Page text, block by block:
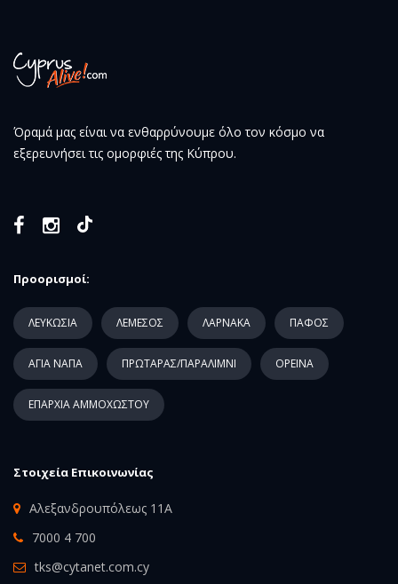
Όραμά μας είναι να ενθαρρύνουμε όλο τον κόσμο να
εξερευνήσει τις ομορφιές της Κύπρου.
Προορισμοί:
ΛΕΥΚΩΣΙΑ ΛΕΜΕΣΟΣ ΛΑΡΝΑΚΑ ΠΑΦΟΣ
ΑΓΙΑ ΝΑΠΑ ΠΡΩΤΑΡΑΣ/ΠΑΡΑΛΙΜΝΙ ΟΡΕΙΝΑ
ΕΠΑΡΧΙΑ ΑΜΜΟΧΩΣΤΟΥ
Στοιχεία Επικοινωνίας
Αλεξανδρουπόλεως 11Α
7000 4 700
tks@cytanet.com.cy